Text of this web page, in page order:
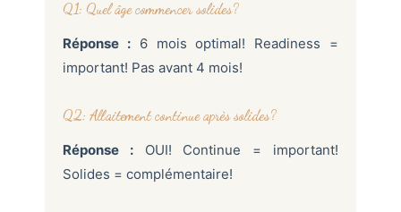
Q1: Quel âge commencer solides?
Réponse :6 mois optimal! Readiness =
important! Pas avant 4 mois!
Q2: Allaitement continue après solides?
Réponse :OUI! Continue = important!
Solides = complémentaire!